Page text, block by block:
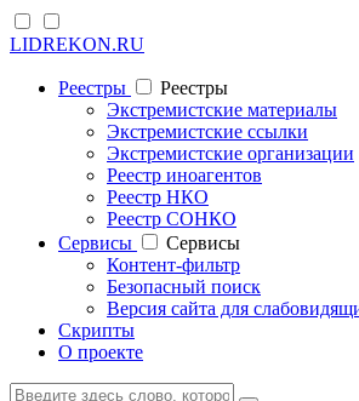
LIDREKON.RU
Реестры
Реестры
Экстремистские материалы
Экстремистские ссылки
Экстремистские организации
Реестр иноагентов
Реестр НКО
Реестр СОНКО
Cервисы
Cервисы
Контент-фильтр
Безопасный поиск
Версия сайта для
Скрипты
О проекте